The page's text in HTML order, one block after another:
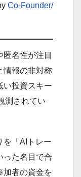
Co-Founder/
名性が注目
情報の非対称
い投資スキー
測されてい
を「AIトレー
った名目で合
加者の資金を